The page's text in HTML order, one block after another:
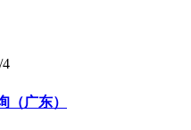
4
（广东）